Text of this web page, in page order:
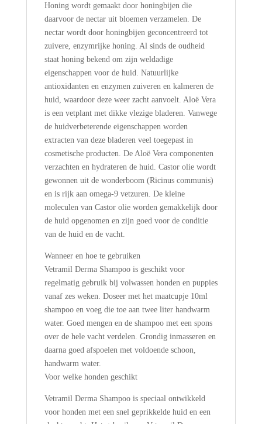
Honing wordt gemaakt door honingbijen die
daarvoor de nectar uit bloemen verzamelen. De
nectar wordt door honingbijen geconcentreerd tot
zuivere, enzymrijke honing. Al sinds de oudheid
staat honing bekend om zijn weldadige
eigenschappen voor de huid. Natuurlijke
antioxidanten en enzymen zuiveren en kalmeren de
huid, waardoor deze weer zacht aanvoelt. Aloë Vera
is een vetplant met dikke vlezige bladeren. Vanwege
de huidverbeterende eigenschappen worden
extracten van deze bladeren veel toegepast in
cosmetische producten. De Aloë Vera componenten
verzachten en hydrateren de huid. Castor olie wordt
gewonnen uit de wonderboom (Ricinus communis)
en is rijk aan omega-9 vetzuren. De kleine
moleculen van Castor olie worden gemakkelijk door
de huid opgenomen en zijn goed voor de conditie
van de huid en de vacht.
Wanneer en hoe te gebruiken
Vetramil Derma Shampoo is geschikt voor
regelmatig gebruik bij volwassen honden en puppies
vanaf zes weken. Doseer met het maatcupje 10ml
shampoo en voeg die toe aan twee liter handwarm
water. Goed mengen en de shampoo met een spons
over de hele vacht verdelen. Grondig inmasseren en
daarna goed afspoelen met voldoende schoon,
handwarm water.
Voor welke honden geschikt
Vetramil Derma Shampoo is speciaal ontwikkeld
voor honden met een snel geprikkelde huid en een